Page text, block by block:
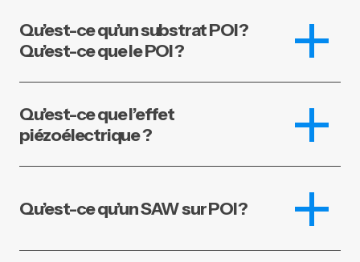
Qu’est-ce qu’un substrat POI ?
Qu’est-ce que le POI ?
Qu’est-ce que l’effet
piézoélectrique ?
Qu’est-ce qu’un SAW sur POI ?